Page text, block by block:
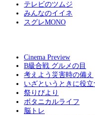
テレビのツムジ
みんなのイイネ
スグレMONO
Cinema Preview
B級合戦 グルメの目
考えよう災害時の備え
いざというときに役
祭りびより
ボタニカルライフ
脳トレ